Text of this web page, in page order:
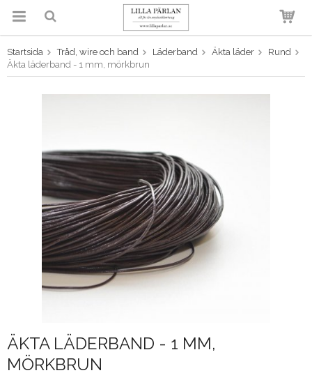
Produkten har blivit tillagd i
varukorgen
Startsida Tråd, wire och band Läderband Äkta läder
Rund
Äkta läderband - 1 mm, mörkbrun
ÄKTA LÄDERBAND - 1 MM,
MÖRKBRUN